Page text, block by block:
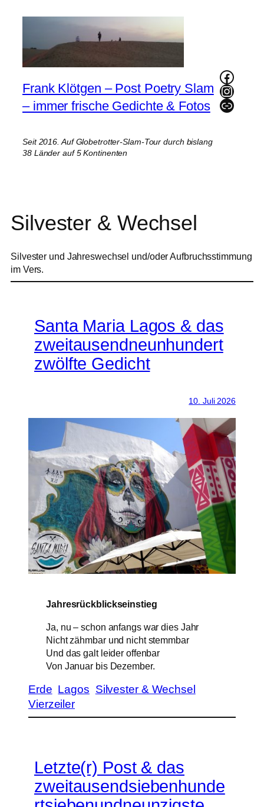
Frank Klötgen – Post Poetry Slam
– immer frische Gedichte & Fotos
Seit 2016. Auf Globetrotter-Slam-Tour durch bislang
38 Länder auf 5 Kontinenten
Link
Silvester & Wechsel
Silvester und Jahreswechsel und/oder Aufbruchsstimmung
im Vers.
Santa Maria Lagos & das
zweitausendneunhundert
zwölfte Gedicht
10. Juli 2026
Jahresrückblickseinstieg
Ja, nu – schon anfangs war dies Jahr
Nicht zähmbar und nicht stemmbar
Und das galt leider offenbar
Von Januar bis Dezember.
Erde Lagos Silvester & Wechsel
Vierzeiler
Letzte(r) Post & das
zweitausendsiebenhunde